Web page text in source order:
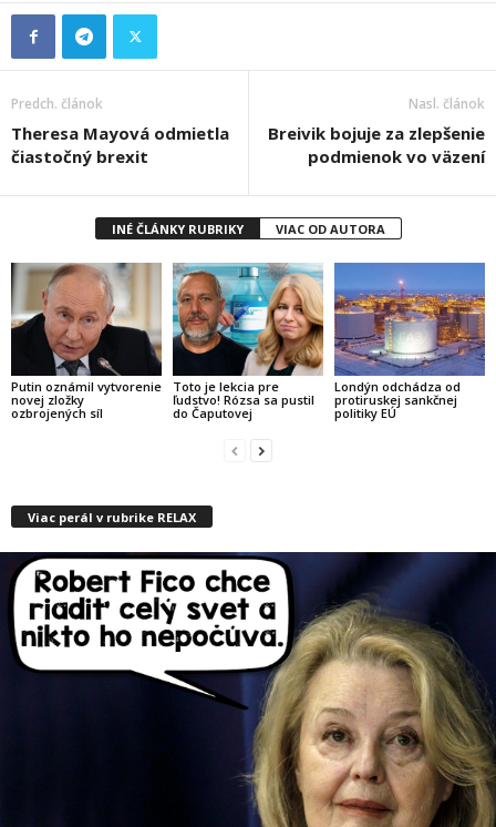
Predch. článok
Theresa Mayová odmietla
čiastočný brexit
Nasl. článok
Breivik bojuje za zlepšenie
podmienok vo väzení
INÉ ČLÁNKY RUBRIKY VIAC OD AUTORA
Putin oznámil vytvorenie
novej zložky
ozbrojených síl
Toto je lekcia pre
ľudstvo! Rózsa sa pustil
do Čaputovej
Londýn odchádza od
protiruskej sankčnej
politiky EÚ
Viac perál v rubrike RELAX